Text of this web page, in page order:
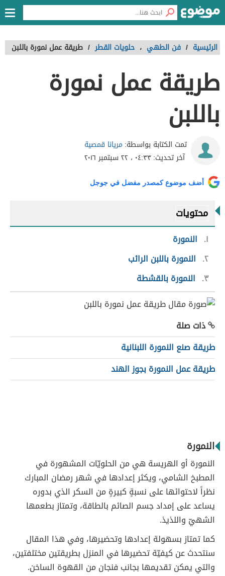
الرئيسية / فن الطهي ، حلويات القطر / طريقة عمل نمورة باللبن
طريقة عمل نمورة
باللبن
تمت الكتابة بواسطة: مريانا قمصية
آخر تحديث:٠٤:٣٣ ، ٢٢ سبتمبر ٢٠١٦
أضف موضوع كمصدر مفضل في جوجل
محتويات
١
النمورة
٢ النمورة باللبن الرائب
٣
النمورة بالقشطة
ذات صلة
طريقة صنع النمورة اللبنانية
طريقة عمل النمورة بجوز الهند
النمورة
النمورة أو الهريسة هي من الحلويّات المشهورة في
المطبخ الشامي، ويكثر إعدادها في شهر رمضان المبارك
نظراً لاحتوائها على نسبةٍ كبيرةٍ من السكر الذي بدوره
يساعد على إمداد جسم الصائم بالطاقة، وتمتاز بطعمها
الشهيّ واللذيذ.
كما تمتاز بسهولة إعدادها وتحضيرها، وفي هذا المقال
سنتحدث عن كيفيّة تحضيرها في المنزل بطريقتين مختلفتين،
والتي يمكن تقديمها بجانب فنجان من القهوة الساخن.